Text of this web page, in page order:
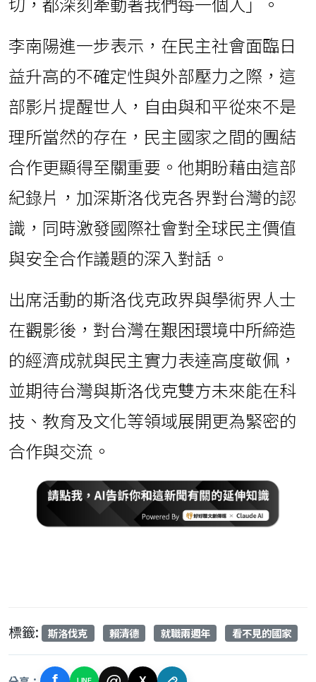
知道了!
切，都深刻牽動著我們每一個人」。
李南陽進一步表示，在民主社會面臨日
益升高的不確定性與外部壓力之際，這
部影片提醒世人，自由與和平從來不是
理所當然的存在，民主國家之間的團結
合作更顯得至關重要。他期盼藉由這部
紀錄片，加深斯洛伐克各界對台灣的認
識，同時激發國際社會對全球民主價值
與安全合作議題的深入對話。
出席活動的斯洛伐克政界與學術界人士
在觀影後，對台灣在艱困環境中所締造
的經濟成就與民主實力表達高度敬佩，
並期待台灣與斯洛伐克雙方未來能在科
技、教育及文化等領域展開更為緊密的
合作與交流。
標籤: 斯洛伐克 賴清德 就職兩週年 看不見的國家